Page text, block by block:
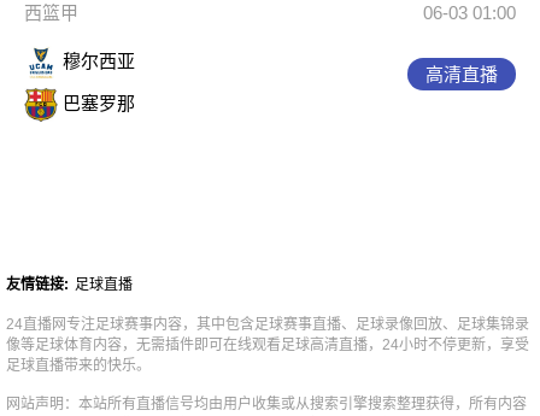
西篮甲 06-03 01:00
穆尔西亚
巴塞罗那
高清直播
友情链接: 足球直播
24直播网专注足球赛事内容，其中包含足球赛事直播、足球录像回放、足球集锦录
像等足球体育内容，无需插件即可在线观看足球高清直播，24小时不停更新，享受
足球直播带来的快乐。
网站声明：本站所有直播信号均由用户收集或从搜索引擎搜索整理获得，所有内容